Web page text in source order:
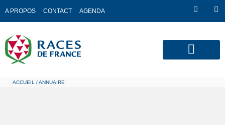
A PROPOS CONTACT AGENDA
ACCUEIL / ANNUAIRE